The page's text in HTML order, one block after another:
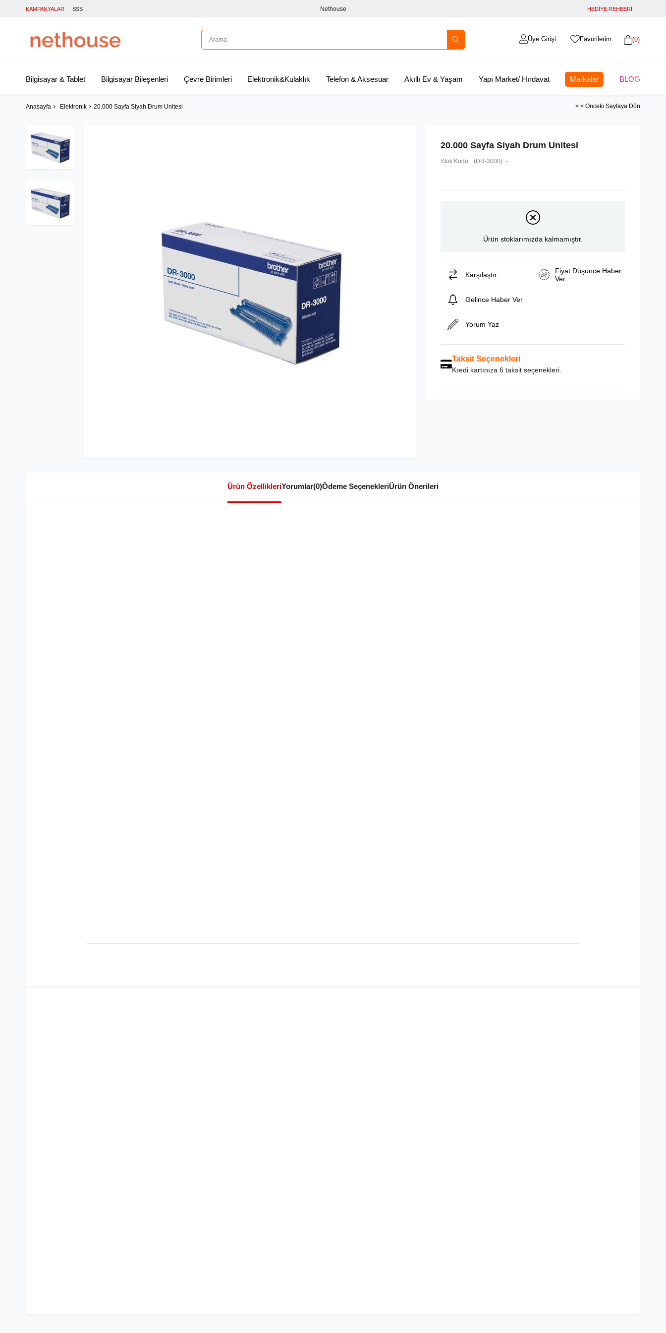
KAMPANYALAR SSS Nethouse HEDİYE REHBERİ
0
Favorilerim
Üye Girişi
Bilgisayar & Tablet Bilgisayar Bileşenleri Çevre Birimleri Elektronik&Kulaklık Telefon & Aksesuar Akıllı Ev & Yaşam Yapı Market/ Hırdavat Markalar BLOG
Anasayfa Elektronik 20.000 Sayfa Siyah Drum Unitesi < < Önceki Sayfaya Dön
20.000 Sayfa Siyah Drum Unitesi
Stok Kodu (DR-3000)
Ürün stoklarımızda kalmamıştır.
Karşılaştır
Fiyat Düşünce Haber
Ver
Gelince Haber Ver
Yorum Yaz
Taksit Seçenekleri
Kredi kartınıza 6 taksit seçenekleri.
Ürün ÖzellikleriYorumlar(0)Ödeme SeçenekleriÜrün Önerileri